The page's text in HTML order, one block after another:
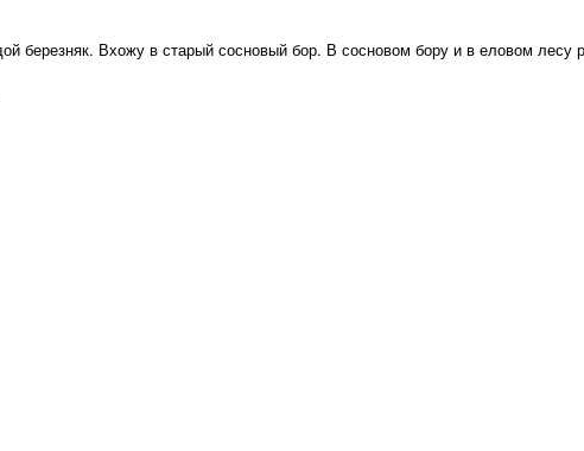
Вхожу в старый сосновый бор. В сосновом бору и в еловом лесу